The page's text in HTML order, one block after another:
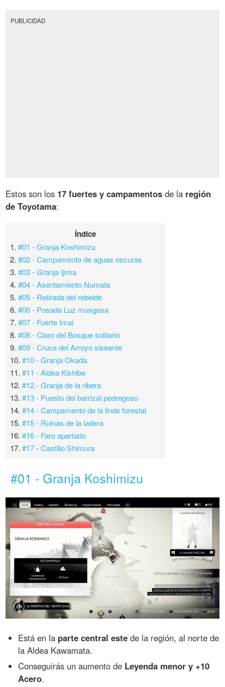
PUBLICIDAD
Estos son los 17 fuertes y campamentos de la región
de Toyotama:
Índice
1.#01 - Granja Koshimizu
2.#02 - Campamento de aguas oscuras
3.#03 - Granja Ijima
4.#04 - Asentamiento Numata
5.#05 - Retirada del rebelde
6.#06 - Posada Luz musgosa
7.#07 - Fuerte Imai
8.#08 - Claro del Bosque solitario
9.#09 - Cruce del Arroyo siseante
10.#10 - Granja Okada
11.#11 - Aldea Kishibe
12.#12 - Granja de la ribera
13.#13 - Puesto del barrizal pedregoso
14.#14 - Campamento de la linde forestal
15.#15 - Ruinas de la ladera
16.#16 - Faro apartado
17.#17 - Castillo Shimura
#01 - Granja Koshimizu
Está en la parte central este de la región, al norte de
la Aldea Kawamata.
Conseguirás un aumento de Leyenda menor y +10
Acero.